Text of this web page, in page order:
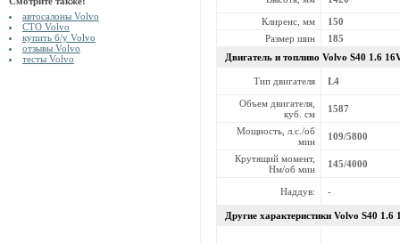
автосалоны Volvo
СТО Volvo
купить б/у Volvo
отзывы Volvo
тесты Volvo
Клиренс, мм
150
Размер шин
185
Двигатель и топливо Volvo S40 1.6
Тип двигателя L4
Объем двигателя,
куб. см
1587
Мощность, л.с./об
мин
109/5800
Крутящий момент,
Нм/об мин
145/4000
Наддув: -
Другие характеристики Volvo S40 1.6